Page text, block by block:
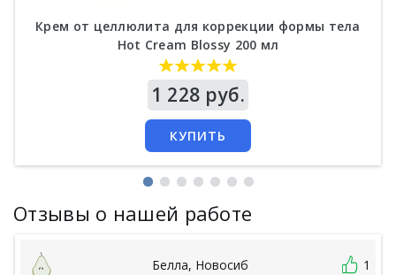
Крем от целлюлита для коррекции формы тела
Hot Cream Blossy 200 мл
1 228 руб.
КУПИТЬ
Отзывы о нашей работе
Белла, Новосиб 1